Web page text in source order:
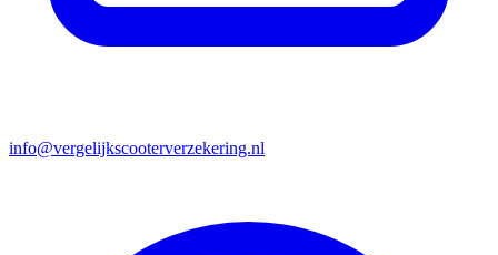
info@vergelijkscooterverzekering.nl